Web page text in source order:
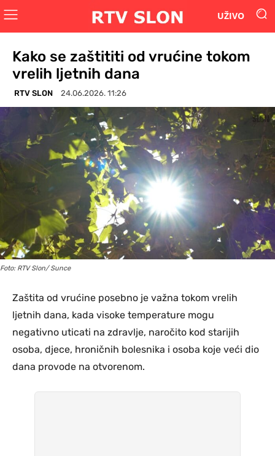
UŽIVO
Kako se zaštititi od vrućine tokom
vrelih ljetnih dana
RTV SLON 24.06.2026. 11:26
Foto: RTV Slon/ Sunce
Zaštita od vrućine posebno je važna tokom vrelih
ljetnih dana, kada visoke temperature mogu
negativno uticati na zdravlje, naročito kod starijih
osoba, djece, hroničnih bolesnika i osoba koje veći dio
dana provode na otvorenom.